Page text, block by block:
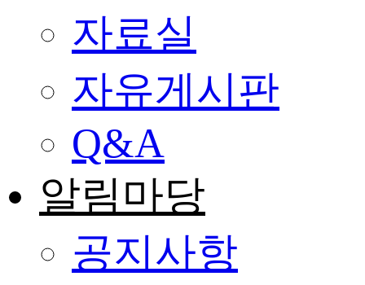
자료실
자유게시판
Q&A
알림마당
공지사항